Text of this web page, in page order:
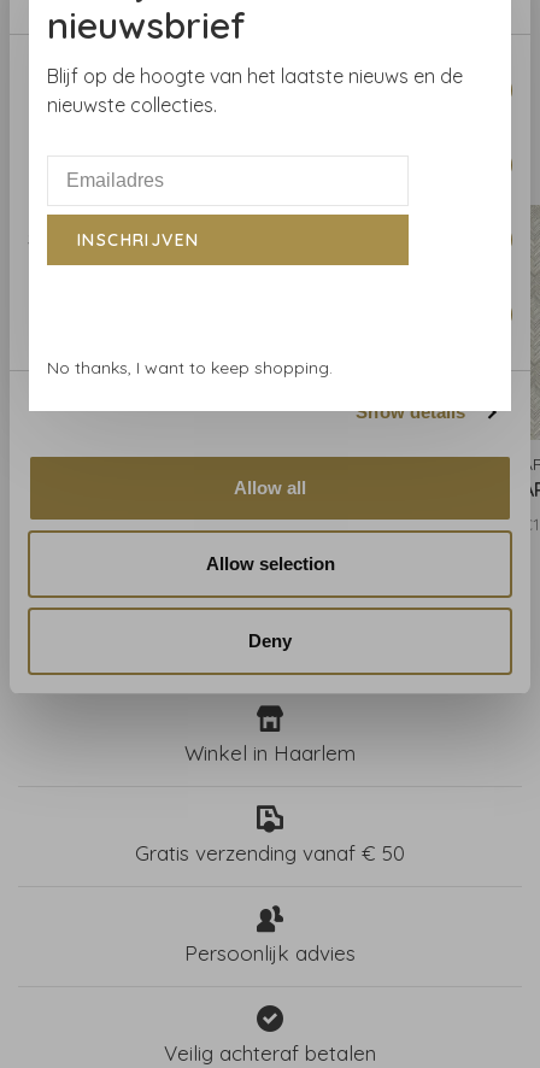
Consent
Selection
Necessary
Statistics
Show details
Allow all
Allow selection
Deny
of bestel een staal.
Gerelateerde producten BACK TO HOME
ARTE
€159,00
ARTE
ARTE Insignia - 80552
€159,00
Winkel in Haarlem
Gratis verzending vanaf € 50
Persoonlijk advies
Veilig achteraf betalen
nieuwsbrief
Blijf op de hoogte van het laatste nieuws en de
nieuwste collecties.
INSCHRIJVEN
No thanks, I want to keep shopping.